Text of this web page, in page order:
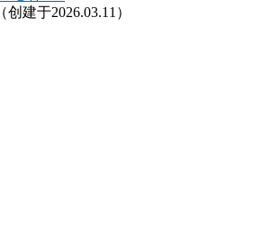
（创建于2026.03.11）